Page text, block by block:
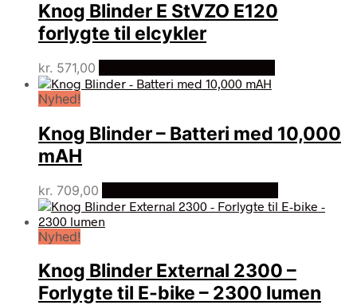
Knog Blinder E StVZO E120
forlygte til elcykler
kr. 571,00
Nyhed!
Knog Blinder – Batteri med 10,000
mAH
kr. 709,00
Nyhed!
Knog Blinder External 2300 –
Forlygte til E-bike – 2300 lumen